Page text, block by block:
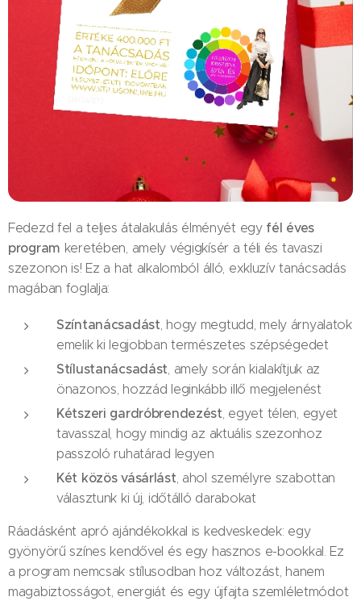
Fedezd fel a teljes átalakulás élményét egy fél éves
program keretében, amely végigkísér a téli és tavaszi
szezonon is! Ez a hat alkalomból álló, exkluzív tanácsadás
magában foglalja:
Színtanácsadást, hogy megtudd, mely árnyalatok
emelik ki legjobban természetes szépségedet
Stílustanácsadást, amely során kialakítjuk az
önazonos, hozzád leginkább illő megjelenést
Kétszeri gardróbrendezést, egyet télen, egyet
tavasszal, hogy mindig az aktuális szezonhoz
passzoló ruhatárad legyen
Két közös vásárlást, ahol személyre szabottan
választunk ki új, időtálló darabokat
Ráadásként apró ajándékokkal is kedveskedek: egy
gyönyörű színes kendővel és egy hasznos e-bookkal. Ez
a program nemcsak stílusodban hoz változást, hanem
magabiztosságot, energiát és egy újfajta szemléletmódot